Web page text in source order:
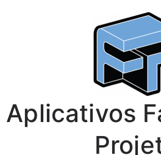
Aplicativos